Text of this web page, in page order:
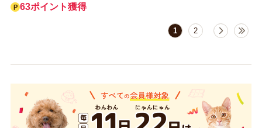
63ポイント獲得
1 2